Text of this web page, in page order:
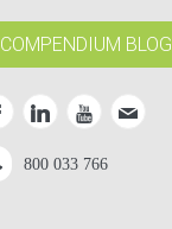
COMPENDIUM BLOG
800 033 766